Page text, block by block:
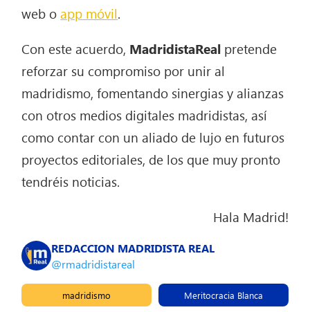
web oapp móvil.
Con este acuerdo, MadridistaReal pretende
reforzar su compromiso por unir al
madridismo, fomentando sinergias y alianzas
con otros medios digitales madridistas, así
como contar con un aliado de lujo en futuros
proyectos editoriales, de los que muy pronto
tendréis noticias.
Hala Madrid!
REDACCION MADRIDISTA REAL
@rmadridistareal
madridismo Meritocracia Blanca